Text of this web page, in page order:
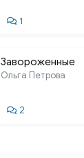
1
Завороженные
Ольга Петрова
2